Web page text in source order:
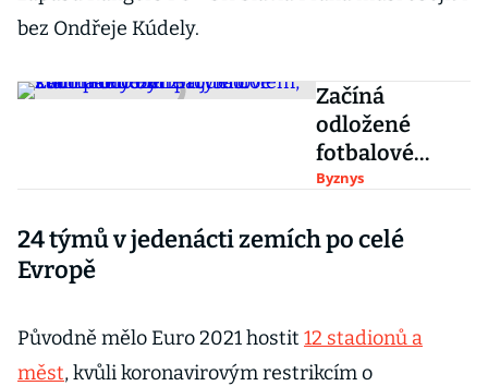
bez Ondřeje Kúdely.
Začíná
odložené
fotbalové
Euro. Mělo být
kvůli pandemii
Byznys
24 týmů v jedenácti zemích po celé
Evropě
Původně mělo Euro 2021 hostit 12 stadionů a
měst, kvůli koronavirovým restrikcím o